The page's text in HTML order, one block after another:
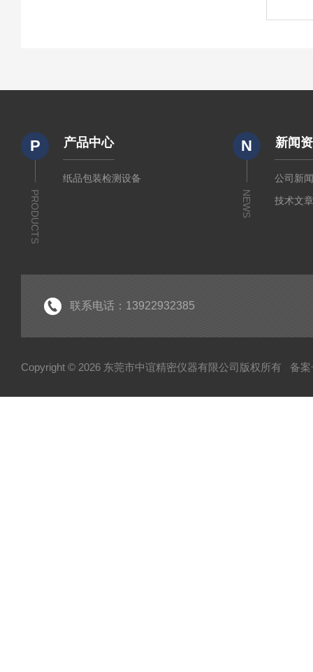
P
PRODUCTS
产品中心
纸品包装检测设备
N
NEWS
新闻
公司新
技术文
联系电话：13922932385
Copyright © 2026 东莞市中谊精密仪器有限公司版权所有 备案